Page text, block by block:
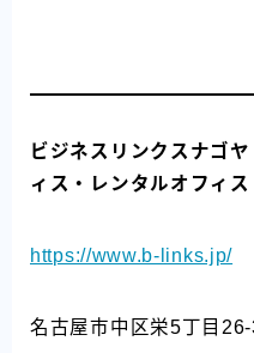
ビジネスリンクスナゴ
ィス・レンタルオフィス
https://www.b-links.jp/
名古屋市中区栄5丁目